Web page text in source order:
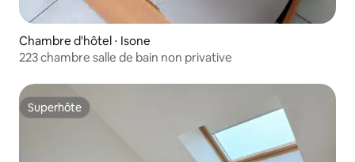
Chambre d'hôtel ⋅ Isone
223 chambre salle de bain non privative
Superhôte
Superhôte